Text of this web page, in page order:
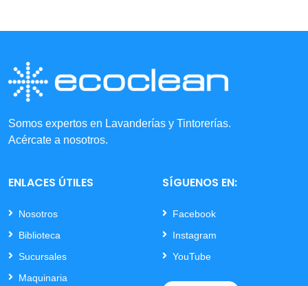
Somos expertos en Lavanderías y Tintorerías.
Acércate a nosotros.
ENLACES ÚTILES
Nosotros
Biblioteca
Sucursales
Maquinaria
SÍGUENOS EN:
Facebook
Instagram
YouTube